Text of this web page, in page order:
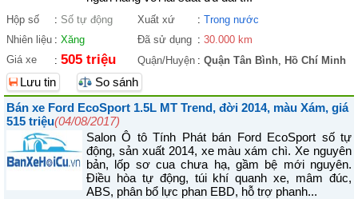
Hộp số : Số tự động Xuất xứ : Trong nước
Nhiên liệu : Xăng Đã sử dụng : 30.000 km
Giá xe
: 505 triệu Quận/Huyện : Quận Tân Bình, Hồ Chí Minh
Lưu tin
So sánh
Bán xe Ford EcoSport 1.5L MT Trend, đời 2014, màu Xám, giá
515 triệu(04/08/2017)
Salon Ô tô Tính Phát bán Ford EcoSport số tự
động, sản xuất 2014, xe màu xám chì. Xe nguyên
bản, lốp sơ cua chưa hạ, gầm bệ mới nguyên.
Điều hòa tự động, túi khí quanh xe, mâm đúc,
ABS, phân bổ lực phan EBD, hỗ trợ phanh...